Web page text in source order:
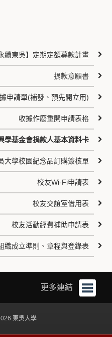
續東吳】定期定額募款計畫
捐款意願書
申請單(補發、預先開立用)
收據作廢重開申請表格
學基金會捐款人基本資料卡
大學校園紀念品訂購簽核單
校友Wi-Fi申請表
校友交誼室借用表
校友活動經費補助申請表
織成立準則、章程與登錄表
更多連結
東吳大學